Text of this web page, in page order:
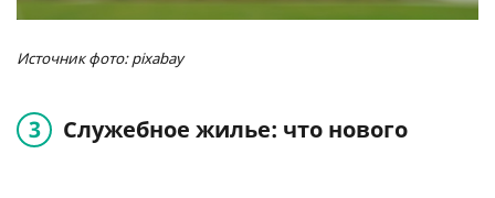
Источник фото: pixabay
Служебное жилье: что нового